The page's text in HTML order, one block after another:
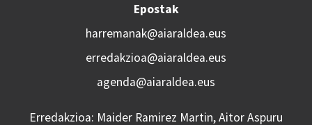
Epostak
harremanak@aiaraldea.eus
erredakzioa@aiaraldea.eus
agenda@aiaraldea.eus
Erredakzioa: Maider Ramirez Martin, Aitor Aspuru